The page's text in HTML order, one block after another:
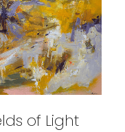
of Light